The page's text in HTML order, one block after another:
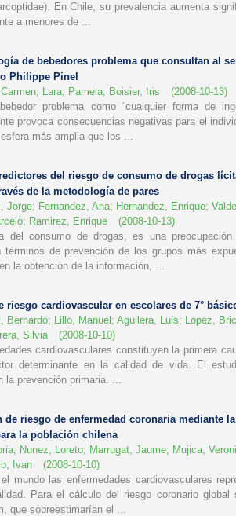
En Chile, su prevalencia aumenta
a menores de ...
de bebedores problema que consultan al
Philippe Pinel
; Lara, Pamela; Boisier, Iris (2008-10-13)
problema como “cualquier forma de
provoca consecuencias negativas para el
más amplia que los ...
del riesgo de consumo de drogas
de la metodología de pares
Jorge; Fernandez, Ana; Hernandez, Enrique;
; Ramirez, Enrique (2008-10-13)
del consumo de drogas, es una
términos de prevención de los grupos más
la obtención de la información, ...
riesgo cardiovascular en escolares de 7°
Bernardo; Lillo, Manuel ; Aguilera, Luis; Lopez,
Silvia (2008-10-10)
cardiovasculares constituyen la primera
determinante en la calidad de vida. El
la prevención primaria. ...
de riesgo de enfermedad coronaria mediante
la población chilena
; Nunez, Loreto; Marrugat, Jaume; Mujica,
Ivan (2008-10-10)
mundo las enfermedades cardiovasculares
Para el cálculo del riesgo coronario
que sobreestimarían el ...